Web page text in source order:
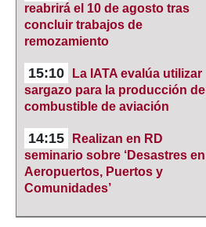
reabrirá el 10 de agosto tras
concluir trabajos de
remozamiento
15:10
La IATA evalúa utilizar
sargazo para la producción de
combustible de aviación
14:15
Realizan en RD
seminario sobre ‘Desastres en
Aeropuertos, Puertos y
Comunidades’